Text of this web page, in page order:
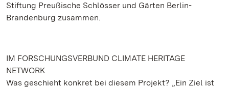
Stiftung Preußische Schlösser und Gärten Berlin-
Brandenburg zusammen.
IM FORSCHUNGSVERBUND CLIMATE HERITAGE
NETWORK
Was geschieht konkret bei diesem Projekt? „Ein Ziel ist